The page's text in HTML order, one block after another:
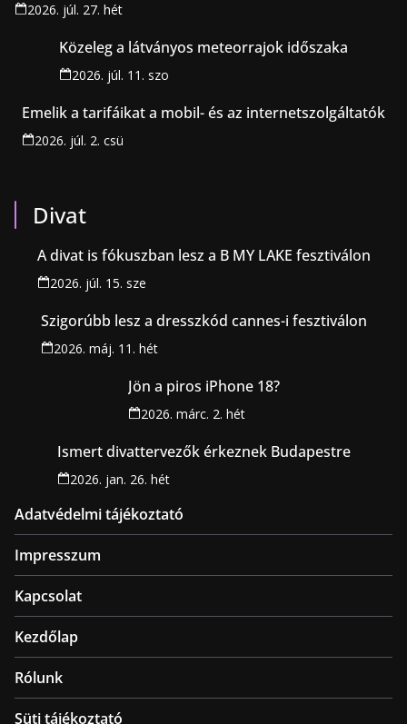
2026. júl. 27. hét
Közeleg a látványos meteorrajok időszaka
2026. júl. 11. szo
Emelik a tarifáikat a mobil- és az internetszolgáltatók
2026. júl. 2. csü
Divat
A divat is fókuszban lesz a B MY LAKE fesztiválon
2026. júl. 15. sze
Szigorúbb lesz a dresszkód cannes-i fesztiválon
2026. máj. 11. hét
Jön a piros iPhone 18?
2026. márc. 2. hét
Ismert divattervezők érkeznek Budapestre
2026. jan. 26. hét
Adatvédelmi tájékoztató
Impresszum
Kapcsolat
Kezdőlap
Rólunk
Süti tájékoztató